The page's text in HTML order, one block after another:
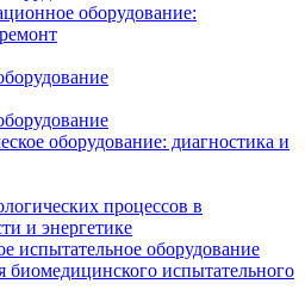
оборудование:
оборудование: диагностика и
процессов в
и энергетике
испытательное оборудование
биомедицинского испытательного